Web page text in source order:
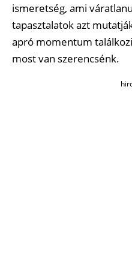
ismeretség, ami
tapasztalatok azt
apró momentum
most van szerencsénk.